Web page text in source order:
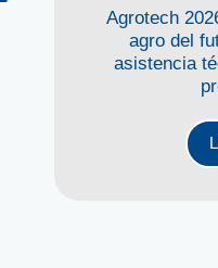
Agrotech
agro del
asistencia